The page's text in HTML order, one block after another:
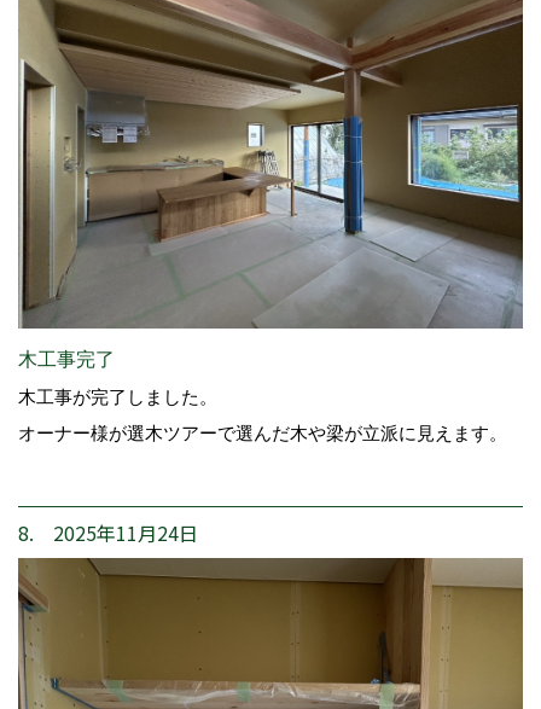
木工事完了
木工事が完了しました。
オーナー様が選木ツアーで選んだ木や梁が立派に見えます。
8. 2025年11月24日